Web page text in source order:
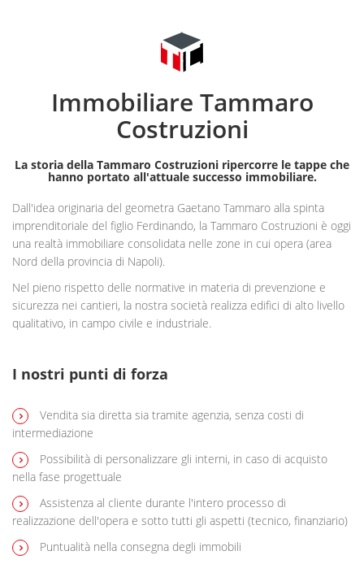
Immobiliare Tammaro
Costruzioni
La storia della Tammaro Costruzioni ripercorre le tappe che
hanno portato all'attuale successo immobiliare.
Dall'idea originaria del geometra Gaetano Tammaro alla spinta
imprenditoriale del figlio Ferdinando, la Tammaro Costruzioni è oggi
una realtà immobiliare consolidata nelle zone in cui opera (area
Nord della provincia di Napoli).
Nel pieno rispetto delle normative in materia di prevenzione e
sicurezza nei cantieri, la nostra società realizza edifici di alto livello
qualitativo, in campo civile e industriale.
I nostri punti di forza
Vendita sia diretta sia tramite agenzia, senza costi di
intermediazione
Possibilità di personalizzare gli interni, in caso di acquisto
nella fase progettuale
Assistenza al cliente durante l'intero processo di
realizzazione dell'opera e sotto tutti gli aspetti (tecnico, finanziario)
Puntualità nella consegna degli immobili